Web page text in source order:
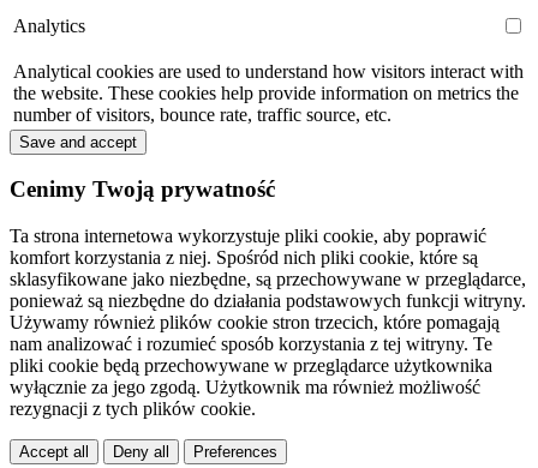
Analytics
Analytical cookies are used to understand how visitors interact with
the website. These cookies help provide information on metrics the
number of visitors, bounce rate, traffic source, etc.
Save and accept
Cenimy Twoją prywatność
Ta strona internetowa wykorzystuje pliki cookie, aby poprawić
komfort korzystania z niej. Spośród nich pliki cookie, które są
sklasyfikowane jako niezbędne, są przechowywane w przeglądarce,
ponieważ są niezbędne do działania podstawowych funkcji witryny.
Używamy również plików cookie stron trzecich, które pomagają
nam analizować i rozumieć sposób korzystania z tej witryny. Te
pliki cookie będą przechowywane w przeglądarce użytkownika
wyłącznie za jego zgodą. Użytkownik ma również możliwość
rezygnacji z tych plików cookie.
Accept all Deny all Preferences